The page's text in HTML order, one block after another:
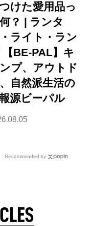
けた愛用品っ
？ | ランタ
ライト・ラン
【BE-PAL】キ
プ、アウトド
自然派生活の
源ビーパル
Recommended by